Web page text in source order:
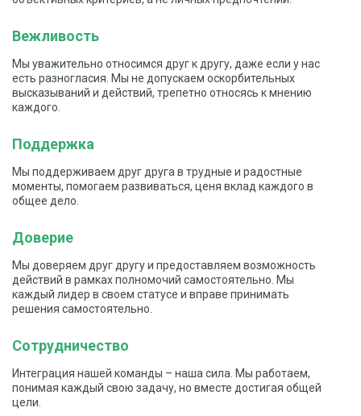
Вежливость
Мы уважительно относимся друг к другу, даже если у нас
есть разногласия. Мы не допускаем оскорбительных
высказываний и действий, трепетно относясь к мнению
каждого.
Поддержка
Мы поддерживаем друг друга в трудные и радостные
моменты, помогаем развиваться, ценя вклад каждого в
общее дело.
Доверие
Мы доверяем друг другу и предоставляем возможность
действий в рамках полномочий самостоятельно. Мы
каждый лидер в своем статусе и вправе принимать
решения самостоятельно.
Сотрудничество
Интеграция нашей команды – наша сила. Мы работаем,
понимая каждый свою задачу, но вместе достигая общей
цели.